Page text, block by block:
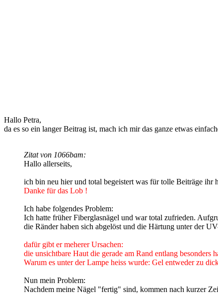
Hallo Petra,
da es so ein langer Beitrag ist, mach ich mir das ganze etwas
Zitat von 1066bam:
Hallo allerseits,
ich bin neu hier und total begeistert was für tolle Beiträge ihr
Danke für das Lob !
Ich habe folgendes Problem:
Ich hatte früher Fiberglasnägel und war total zufrieden.
die Ränder haben sich abgelöst und die Härtung unter der
dafür gibt er meherer Ursachen:
die unsichtbare Haut die gerade am Rand entlang besonders
Warum es unter der Lampe heiss wurde: Gel entweder zu
Nun mein Problem:
Nachdem meine Nägel "fertig" sind, kommen nach kurzer